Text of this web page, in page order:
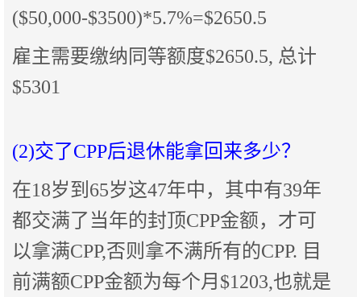
($50,000-$3500)*5.7%=$2650.5
雇主需要缴纳同等额度$2650.5, 总计
$5301
(2)交了CPP后退休能拿回来多少？
在18岁到65岁这47年中，其中有39年
都交满了当年的封顶CPP金额，才可
以拿满CPP,否则拿不满所有的CPP. 目
前满额CPP金额为每个月$1203,也就是